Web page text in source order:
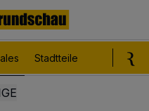
Stadtteile